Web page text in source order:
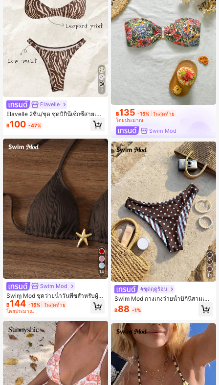
7
Elavelle
Elavelle 2ชิ้น/ชุด ชุดบิกินี่เซ็กซี่สายเดี่ย
วพิมพ์ลายแบบสุ่มสำหรับผู้หญิง, ฤดูร้อน
฿100 -47%
14
Swim Mod
Swim Mod ชุดว่ายน้ำวันพีซสำหรับผู้ห
ญิงสีพื้นแบบผูกคอเปลือยหลังสำหรับวัน
หยุดพักผ่อนริมชายหาด สีน้ำตาล ชุดว่า
ย บิกินี่รูปดาว บิกินี่รูปดาว
฿144 -15% วันสุดท้าย
โดยประมาณ
฿135 -15% วันสุดท้าย
โดยประมาณ
Swim Mod
14
#ชุดฤดูร้อน
Swim Mod กางเกงว่ายน้ำบิกินี่สามเหลี่
ยมลายจุดสำหรับผู้หญิง สำหรับวันหยุด
พักผ่อนชายหาด
฿88 -1%